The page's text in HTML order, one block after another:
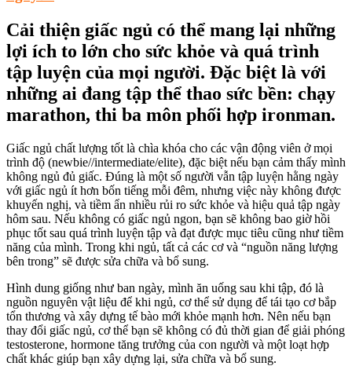
Cải thiện giấc ngủ có thể mang lại những
lợi ích to lớn cho sức khỏe và quá trình
tập luyện của mọi người. Đặc biệt là với
những ai đang tập thể thao sức bền: chạy
marathon, thi ba môn phối hợp ironman.
Giấc ngủ chất lượng tốt là chìa khóa cho các vận động viên ở mọi
trình độ (newbie//intermediate/elite), đặc biệt nếu bạn cảm thấy mình
không ngủ đủ giấc. Đúng là một số người vẫn tập luyện hằng ngày
với giấc ngủ ít hơn bốn tiếng mỗi đêm, nhưng việc này không được
khuyến nghị, và tiềm ẩn nhiều rủi ro sức khỏe và hiệu quả tập ngày
hôm sau. Nếu không có giấc ngủ ngon, bạn sẽ không bao giờ hồi
phục tốt sau quá trình luyện tập và đạt được mục tiêu cũng như tiềm
năng của mình. Trong khi ngủ, tất cả các cơ và “nguồn năng lượng
bên trong” sẽ được sửa chữa và bổ sung.
Hình dung giống như ban ngày, mình ăn uống sau khi tập, đó là
nguồn nguyên vật liệu để khi ngủ, cơ thể sử dụng để tái tạo cơ bắp
tổn thương và xây dựng tế bào mới khỏe mạnh hơn. Nên nếu bạn
thay đổi giấc ngủ, cơ thể bạn sẽ không có đủ thời gian để giải phóng
testosterone, hormone tăng trưởng của con người và một loạt hợp
chất khác giúp bạn xây dựng lại, sửa chữa và bổ sung.